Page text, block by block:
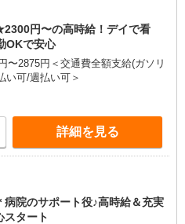
円〜の高時給！デイで看
OKで安心
〜2875円＜交通費全額支給(ガソリ
い可/週払い可＞
詳細を見る
病院のサポート役♪高時給＆充実
スタート